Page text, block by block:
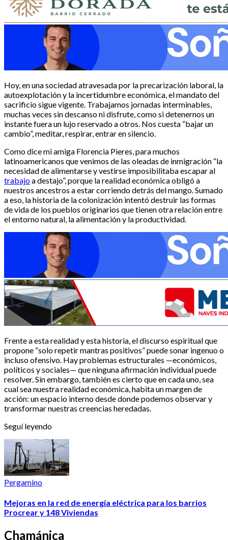
Hoy, en una sociedad atravesada por la precarización laboral, la
autoexplotación y la incertidumbre económica, el mandato del
sacrificio sigue vigente. Trabajamos jornadas interminables,
muchas veces sin descanso ni disfrute, como si detenernos un
instante fuera un lujo reservado a otros. Nos cuesta “bajar un
cambio”, meditar, respirar, entrar en silencio.
Como dice mi amiga Florencia Pieres, para muchos
latinoamericanos que venimos de las oleadas de inmigración “la
necesidad de alimentarse y vestirse imposibilitaba escapar al
trabajoa destajo”, porque la realidad económica obligó a
nuestros ancestros a estar corriendo detrás del mango. Sumado
a eso, la historia de la colonización intentó destruir las formas
de vida de los pueblos originarios que tienen otra relación entre
el entorno natural, la alimentación y la productividad.
Frente a esta realidad y esta historia, el discurso espiritual que
propone “solo repetir mantras positivos” puede sonar ingenuo o
incluso ofensivo. Hay problemas estructurales —económicos,
políticos y sociales— que ninguna afirmación individual puede
resolver. Sin embargo, también es cierto que en cada uno, sea
cual sea nuestra realidad económica, habita un margen de
acción: un espacio interno desde donde podemos observar y
transformar nuestras creencias heredadas.
Seguí leyendo
Pergamino
Mejoras en la red de energía eléctrica para los barrios
Procrear y 148 Viviendas
Chamánica